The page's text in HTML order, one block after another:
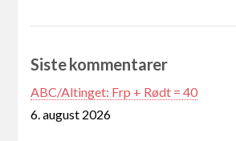
Siste kommentarer
ABC/Altinget: Frp + Rødt = 40
6. august 2026